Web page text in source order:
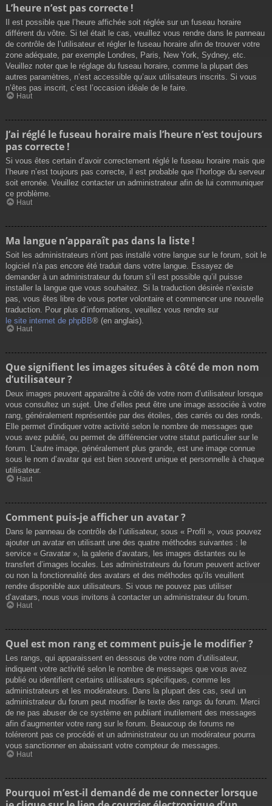
L’heure n’est pas correcte !
Il est possible que l’heure affichée soit réglée sur un fuseau horaire
différent du vôtre. Si tel était le cas, veuillez vous rendre dans le panneau
de contrôle de l’utilisateur et régler le fuseau horaire afin de trouver votre
zone adéquate, par exemple Londres, Paris, New York, Sydney, etc.
Veuillez noter que le réglage du fuseau horaire, comme la plupart des
autres paramètres, n’est accessible qu’aux utilisateurs inscrits. Si vous
n’êtes pas inscrit, c’est l’occasion idéale de le faire.
Haut
J’ai réglé le fuseau horaire mais l’heure n’est toujours
pas correcte !
Si vous êtes certain d’avoir correctement réglé le fuseau horaire mais que
l’heure n’est toujours pas correcte, il est probable que l’horloge du serveur
soit erronée. Veuillez contacter un administrateur afin de lui communiquer
ce problème.
Haut
Ma langue n’apparaît pas dans la liste !
Soit les administrateurs n’ont pas installé votre langue sur le forum, soit le
logiciel n’a pas encore été traduit dans votre langue. Essayez de
demander à un administrateur du forum s’il est possible qu’il puisse
installer la langue que vous souhaitez. Si la traduction désirée n’existe
pas, vous êtes libre de vous porter volontaire et commencer une nouvelle
traduction. Pour plus d’informations, veuillez vous rendre sur
le site internet de phpBB® (en anglais).
Haut
Que signifient les images situées à côté de mon nom
d’utilisateur ?
Deux images peuvent apparaître à côté de votre nom d’utilisateur lorsque
vous consultez un sujet. Une d’elles peut être une image associée à votre
rang, généralement représentée par des étoiles, des carrés ou des ronds.
Elle permet d’indiquer votre activité selon le nombre de messages que
vous avez publié, ou permet de différencier votre statut particulier sur le
forum. L’autre image, généralement plus grande, est une image connue
sous le nom d’avatar qui est bien souvent unique et personnelle à chaque
utilisateur.
Haut
Comment puis-je afficher un avatar ?
Dans le panneau de contrôle de l’utilisateur, sous « Profil », vous pouvez
ajouter un avatar en utilisant une des quatre méthodes suivantes : le
service « Gravatar », la galerie d’avatars, les images distantes ou le
transfert d’images locales. Les administrateurs du forum peuvent activer
ou non la fonctionnalité des avatars et des méthodes qu’ils veuillent
rendre disponible aux utilisateurs. Si vous ne pouvez pas utiliser
d’avatars, nous vous invitons à contacter un administrateur du forum.
Haut
Quel est mon rang et comment puis-je le modifier ?
Les rangs, qui apparaissent en dessous de votre nom d’utilisateur,
indiquent votre activité selon le nombre de messages que vous avez
publié ou identifient certains utilisateurs spécifiques, comme les
administrateurs et les modérateurs. Dans la plupart des cas, seul un
administrateur du forum peut modifier le texte des rangs du forum. Merci
de ne pas abuser de ce système en publiant inutilement des messages
afin d’augmenter votre rang sur le forum. Beaucoup de forums ne
toléreront pas ce procédé et un administrateur ou un modérateur pourra
vous sanctionner en abaissant votre compteur de messages.
Haut
Pourquoi m’est-il demandé de me connecter lorsque